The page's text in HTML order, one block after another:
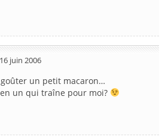
16 juin 2006
un petit macaron…
un qui traîne pour moi?